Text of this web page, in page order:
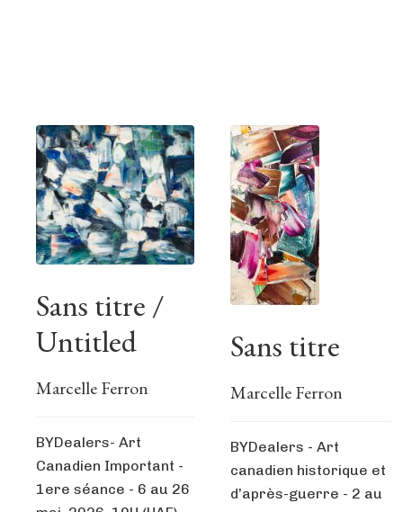
Sans titre /
Untitled
Marcelle Ferron
BYDealers- Art
Canadien Important -
1ere séance - 6 au 26
Sans titre
Marcelle Ferron
BYDealers - Art
canadien historique et
d’après-guerre - 2 au